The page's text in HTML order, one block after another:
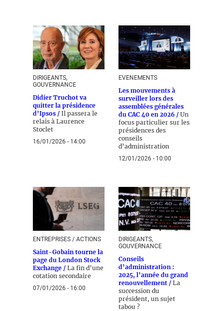
DIRIGEANTS,
GOUVERNANCE
Didier Truchot va
quitter la présidence
d’Ipsos / Il passera le
relais à Laurence
Stoclet
16/01/2026 - 14:00
EVENEMENTS
Les mouvements à
surveiller lors des
assemblées générales
du CAC 40 en 2026 / Un
focus particulier sur les
présidences des
conseils
d’administration
12/01/2026 - 10:00
ENTREPRISES / ACTIONS
Saint-Gobain tourne la
page du London Stock
Exchange / La fin d’une
cotation secondaire
07/01/2026 - 16:00
DIRIGEANTS,
GOUVERNANCE
Conseils
d’administration :
2025, l’année du grand
renouvellement / La
succession du
président, un sujet
tabou ?